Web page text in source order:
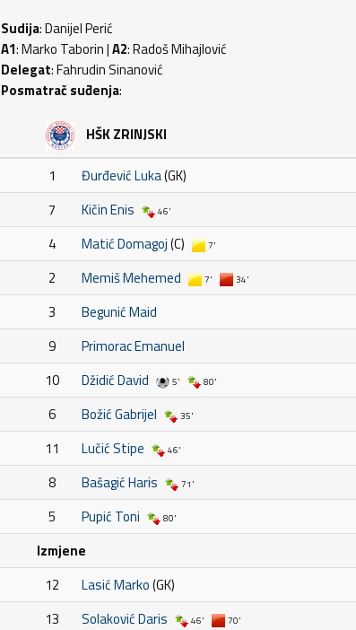
Sudija: Danijel Perić
A1: Marko Taborin |A2: Radoš Mihajlović
Delegat: Fahrudin Sinanović
Posmatrač suđenja:
HŠK ZRINJSKI
1 Đurđević Luka(GK)
7
Kičin Enis 46'
4 Matić Domagoj(C) 7'
2 Memiš Mehemed 7' 34'
3
Begunić Maid
9
Primorac Emanuel
10
Džidić David 5' 80'
6 Božić Gabrijel 35'
11 Lučić Stipe 46'
8 Bašagić Haris 71'
5 Pupić Toni 80'
Izmjene
12
Lasić Marko(GK)
13
Solaković Daris 46' 70'